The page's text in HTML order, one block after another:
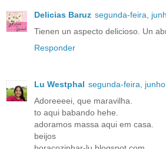
Delicias Baruz segunda-feira,
Tienen un aspecto delicioso. Un
Responder
Lu Westphal segunda-feira,
Adoreeeei, que maravilha.
to aqui babando hehe.
adoramos massa aqui em casa.
beijos